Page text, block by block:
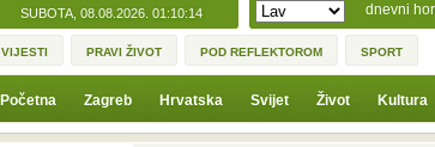
SUBOTA, 08.08.2026. 01:10:14 dnevni
VIJESTI PRAVI ŽIVOT POD REFLEKTOROM SPORT
Početna Zagreb Hrvatska Svijet Život Kultura